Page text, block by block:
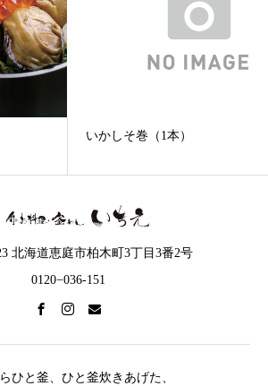
いかしそ巻（1本）
北海道恵庭市柏木町3丁目3番2号
0120−036-151
ひと釜、ひと釜炊きあげた、